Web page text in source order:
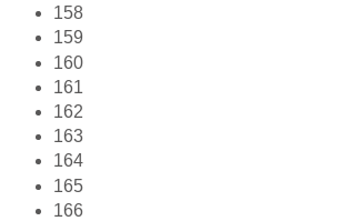
158
159
160
161
162
163
164
165
166